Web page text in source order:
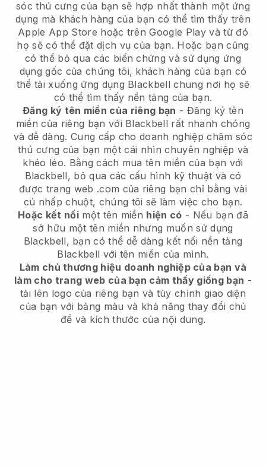
sóc thú cưng của bạn sẽ hợp nhất thành một ứng
dụng mà khách hàng của bạn có thể tìm thấy trên
Apple App Store hoặc trên Google Play và từ đó
họ sẽ có thể đặt dịch vụ của bạn. Hoặc bạn cũng
có thể bỏ qua các biến chứng và sử dụng ứng
dụng gốc của chúng tôi, khách hàng của bạn có
thể tải xuống ứng dụng Blackbell chung nơi họ sẽ
có thể tìm thấy nền tảng của bạn.
Đăng ký tên miền của riêng bạn - Đăng ký tên
miền của riêng bạn với Blackbell rất nhanh chóng
và dễ dàng. Cung cấp cho doanh nghiệp chăm sóc
thú cưng của bạn một cái nhìn chuyên nghiệp và
khéo léo. Bằng cách mua tên miền của bạn với
Blackbell, bỏ qua các cấu hình kỹ thuật và có
được trang web .com của riêng bạn chỉ bằng vài
cú nhấp chuột, chúng tôi sẽ làm việc cho bạn.
Hoặc kết nốimột tên miền hiện có - Nếu bạn đã
sở hữu một tên miền nhưng muốn sử dụng
Blackbell, bạn có thể dễ dàng kết nối nền tảng
Blackbell với tên miền của mình.
Làm chủ thương hiệu doanh nghiệp của bạn và
làm cho trang web của bạn cảm thấy giống bạn -
tải lên logo của riêng bạn và tùy chỉnh giao diện
của bạn với bảng màu và khả năng thay đổi chủ
đề và kích thước của nội dung.